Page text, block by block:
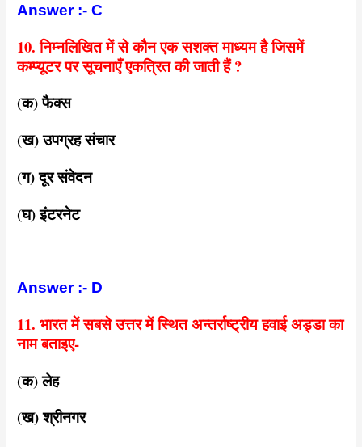
Answer :- C
10. निम्नलिखित में से कौन एक सशक्त माध्यम है जिसमें
कम्प्यूटर पर सूचनाएँ एकत्रित की जाती हैं ?
(क) फैक्स
(ख) उपग्रह संचार
(ग) दूर संवेदन
(घ) इंटरनेट
Answer :- D
11. भारत में सबसे उत्तर में स्थित अन्तर्राष्ट्रीय हवाई अड्डा का
नाम बताइए-
(क) लेह
(ख) श्रीनगर